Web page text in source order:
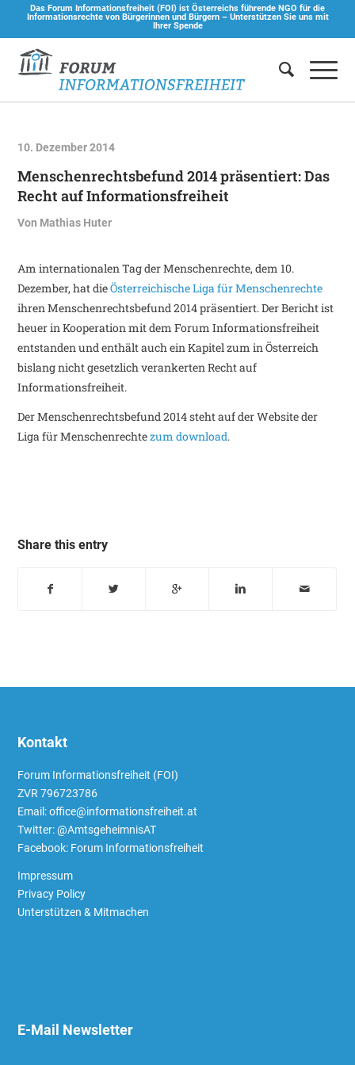
Das Forum Informationsfreiheit (FOI) ist Österreichs führende NGO für die
Informationsrechte von Bürgerinnen und Bürgern – Unterstützen Sie uns mit
Ihrer Spende
10. Dezember 2014
Menschenrechtsbefund 2014 präsentiert: Das
Recht auf Informationsfreiheit
Von Mathias Huter
Am internationalen Tag der Menschenrechte, dem 10.
Dezember, hat dieÖsterreichische Liga für Menschenrechte
ihren Menschenrechtsbefund 2014 präsentiert. Der Bericht ist
heuer in Kooperation mit dem Forum Informationsfreiheit
entstanden und enthält auch ein Kapitel zum in Österreich
bislang nicht gesetzlich verankerten Recht auf
Informationsfreiheit.
Der Menschenrechtsbefund 2014 steht auf der Website der
Liga für Menschenrechtezum download.
Share this entry
Kontakt
Forum Informationsfreiheit (FOI)
ZVR 796723786
Email: office@informationsfreiheit.at
Twitter:@AmtsgeheimnisAT
Facebook: Forum Informationsfreiheit
Impressum
Privacy Policy
Unterstützen & Mitmachen
E-Mail Newsletter